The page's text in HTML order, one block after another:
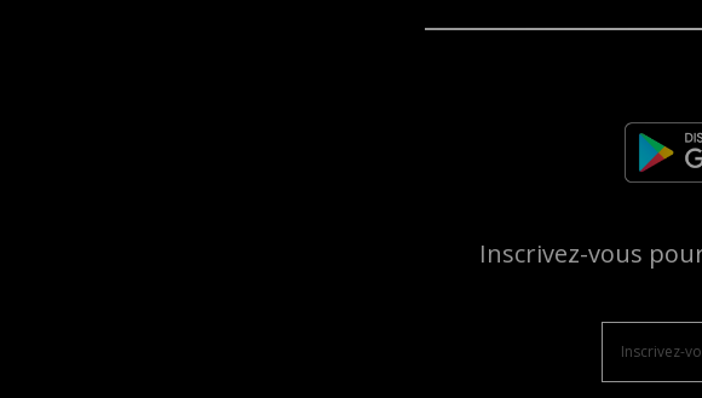
Inscrivez-vous